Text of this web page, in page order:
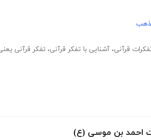
قرآنی، آشنایی با تفکر قرآنی، تفکر قرآنی
احمد بن موسی (ع)